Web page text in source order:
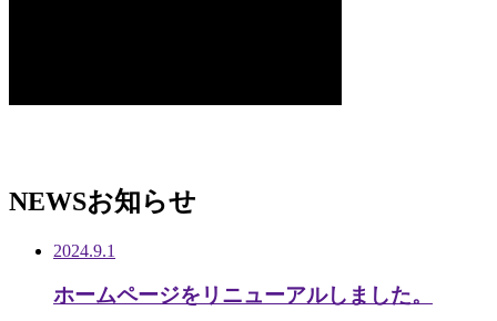
NEWSお知らせ
2024.9.1
ホームページをリニューアルしました。